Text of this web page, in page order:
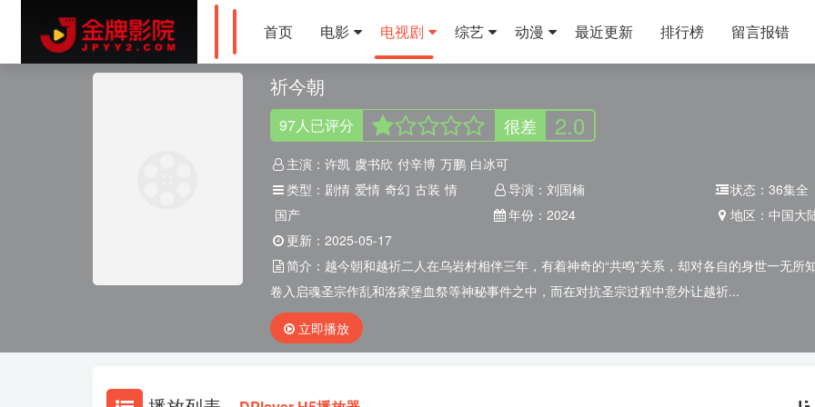
首页 电影 电视剧 综艺 动漫 最近更新 排行榜 留言报错
祈今朝
97人已评分 很差 2.0
主演： 许凯 虞书欣 付辛博 万鹏 白冰可
类型： 剧情 爱情 奇幻 古装 情
国产
导演： 刘国楠 状态： 36集全
年份： 2024 地区： 中国大
更新： 2025-05-17
简介： 越今朝和越祈二人在乌岩村相伴三年，有着神奇的“共鸣”关系，却对各自的身世一无
卷入启魂圣宗作乱和洛家堡血祭等神秘事件之中，而在对抗圣宗过程中意外让越祈...
立即播放